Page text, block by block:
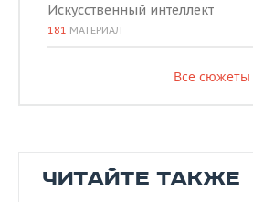
Искусственный интеллект
181 МАТЕРИАЛ
Все сюжеты
ЧИТАЙТЕ ТАКЖЕ